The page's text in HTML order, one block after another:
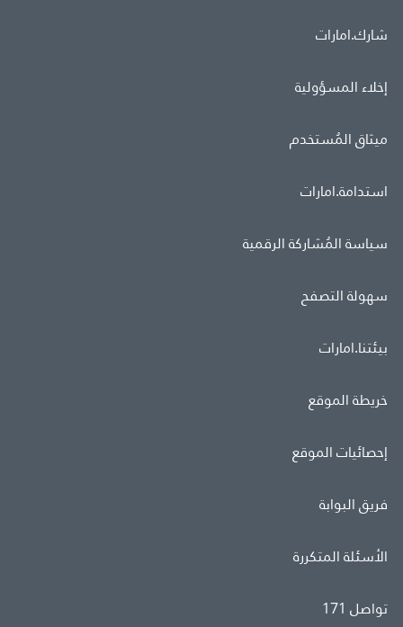
شارك.امارات
إخلاء المسؤولية
ميثاق المُستخدم
استدامة.امارات
سياسة المُشاركة الرقمية
سهولة التصفح
بيئتنا.امارات
خريطة الموقع
إحصائيات الموقع
فريق البوابة
الأسئلة المتكررة
تواصل 171